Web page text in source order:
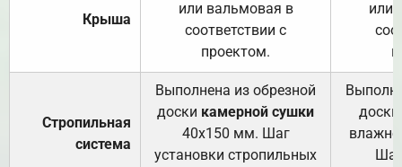
Крыша
или вальмовая в
соответствии с
проектом.
или
Стропильная
система
Выполнена из обрезной
доски камерной сушки
40х150 мм. Шаг
установки стропильных
доски